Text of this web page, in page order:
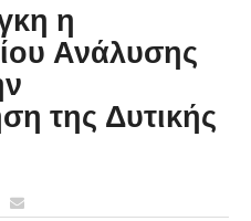
η
Ανάλυσης
της Δυτικής